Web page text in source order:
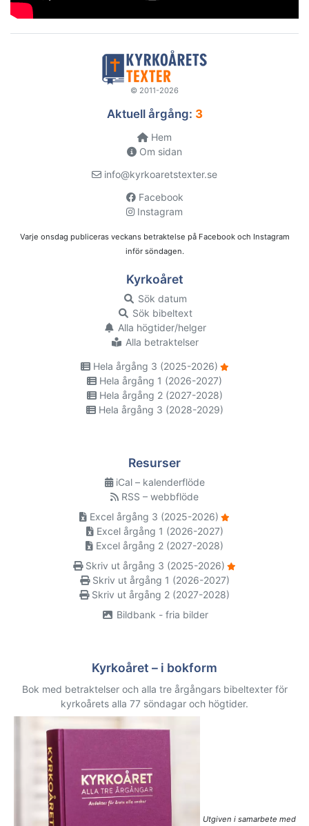
© 2011-2026
Aktuell årgång: 3
Hem
Om sidan
info@kyrkoaretstexter.se
Facebook
Instagram
Varje onsdag publiceras veckans betraktelse på Facebook och Instagram
inför söndagen.
Kyrkoåret
Sök datum
Sök bibeltext
Alla högtider/helger
Alla betraktelser
Hela årgång 3 (2025-2026)
Hela årgång 1 (2026-2027)
Hela årgång 2 (2027-2028)
Hela årgång 3 (2028-2029)
Resurser
iCal – kalenderflöde
RSS – webbflöde
Excel årgång 3 (2025-2026)
Excel årgång 1 (2026-2027)
Excel årgång 2 (2027-2028)
Skriv ut årgång 3 (2025-2026)
Skriv ut årgång 1 (2026-2027)
Skriv ut årgång 2 (2027-2028)
Bildbank - fria bilder
Kyrkoåret – i bokform
Bok med betraktelser och alla tre årgångars bibeltexter för
kyrkoårets alla 77 söndagar och högtider.
Utgiven i samarbete med